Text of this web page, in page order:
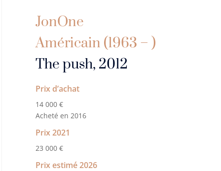
JonOne
Américain (1963 – )
The push, 2012
Prix d’achat
14 000 €
Acheté en 2016
Prix 2021
23 000 €
Prix estimé 2026